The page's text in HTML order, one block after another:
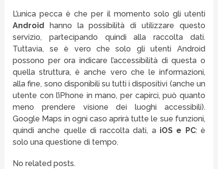
L’unica pecca è che per il momento solo gli utenti
Android
hanno la possibilità di utilizzare questo
servizio, partecipando quindi alla raccolta dati.
Tuttavia, se è vero che solo gli utenti Android
possono per ora indicare l’accessibilità di questa o
quella struttura, è anche vero che le informazioni,
alla fine, sono disponibili su tutti i dispositivi (anche un
utente con l’iPhone in mano, per capirci, può quanto
meno prendere visione dei luoghi accessibili).
Google Maps in ogni caso aprirà tutte le sue funzioni,
quindi anche quelle di raccolta dati, a iOS e PC: è
solo una questione di tempo.
No related posts.